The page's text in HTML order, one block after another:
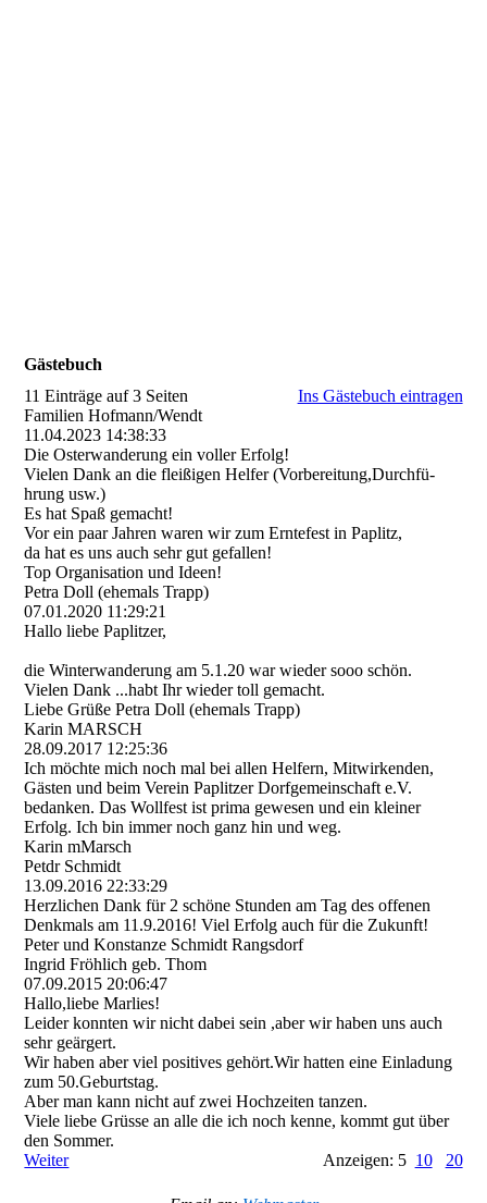
Gästebuch
11 Einträge auf 3 Seiten
Ins Gästebuch eintragen
Familien Hofmann/Wendt
11.04.2023 14:38:33
Die Osterwanderung ein voller Erfolg!
Vielen Dank an die fleißigen Helfer (­Vorbereitung,­Durchfü­
hrung usw.)
Es hat Spaß gemacht!
Vor ein paar Jahren waren wir zum Erntefest in Paplitz,
da hat es uns auch sehr gut gefallen!
Top Organisation und Ideen!
Petra Doll (ehemals Trapp)
07.01.2020 11:29:21
Hallo liebe Paplitzer,
die Winterwanderung am 5.1.20 war wieder sooo schön.
Vielen Dank ...habt Ihr wieder toll gemacht.
Liebe Grüße Petra Doll (ehemals Trapp)
Karin MARSCH
28.09.2017 12:25:36
Ich möchte mich noch mal bei allen Helfern, Mitwirkenden,
Gästen und beim Verein Paplitzer Dorfgemeinschaft e.V.
bedanken. Das Wollfest ist prima gewesen und ein kleiner
Erfolg. Ich bin immer noch ganz hin und weg.
Karin mMarsch
Petdr Schmidt
13.09.2016 22:33:29
Herzlichen Dank für 2 schöne Stunden am Tag des offenen
Denkmals am 11.9.2016! Viel Erfolg auch für die Zukunft!
Peter und Konstanze Schmidt Rangsdorf
Ingrid Fröhlich geb. Thom
07.09.2015 20:06:47
Hallo,liebe Marlies!
Leider konnten wir nicht dabei sein ,aber wir haben uns auch
sehr geärgert.
Wir haben aber viel positives gehört.Wir hatten eine Einladung
zum 50.Geburtstag.
Aber man kann nicht auf zwei Hochzeiten tanzen.
Viele liebe Grüsse an alle die ich noch kenne, kommt gut über
den Sommer.
Weiter
Anzeigen: 5 10 20